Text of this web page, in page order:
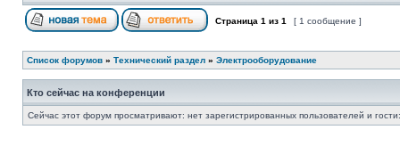
Страница 1 из 1 [ 1 сообщение ]
Список форумов » Технический раздел » Электрооборудование
Кто сейчас на конференции
Сейчас этот форум просматривают: нет зарегистрированных пользователей и